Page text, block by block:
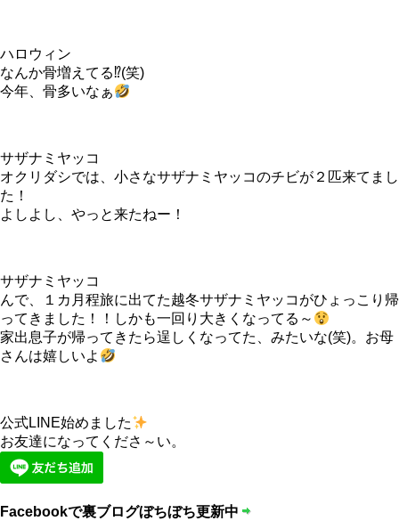
ハロウィン
なんか骨増えてる⁉(笑)
今年、骨多いなぁ
サザナミヤッコ
オクリダシでは、小さなサザナミヤッコのチビが２匹来てまし
た！
よしよし、やっと来たねー！
サザナミヤッコ
んで、１カ月程旅に出てた越冬サザナミヤッコがひょっこり帰
ってきました！！しかも一回り大きくなってる～
家出息子が帰ってきたら逞しくなってた、みたいな(笑)。お母
さんは嬉しいよ
公式LINE始めました
お友達になってくださ～い。
Facebookで裏ブログぼちぼち更新中